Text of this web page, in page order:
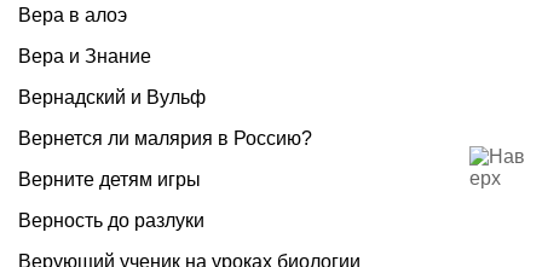
Вера в алоэ
Вера и Знание
Вернадский и Вульф
Вернется ли малярия в Россию?
Верните детям игры
Верность до разлуки
Верующий ученик на уроках биологии